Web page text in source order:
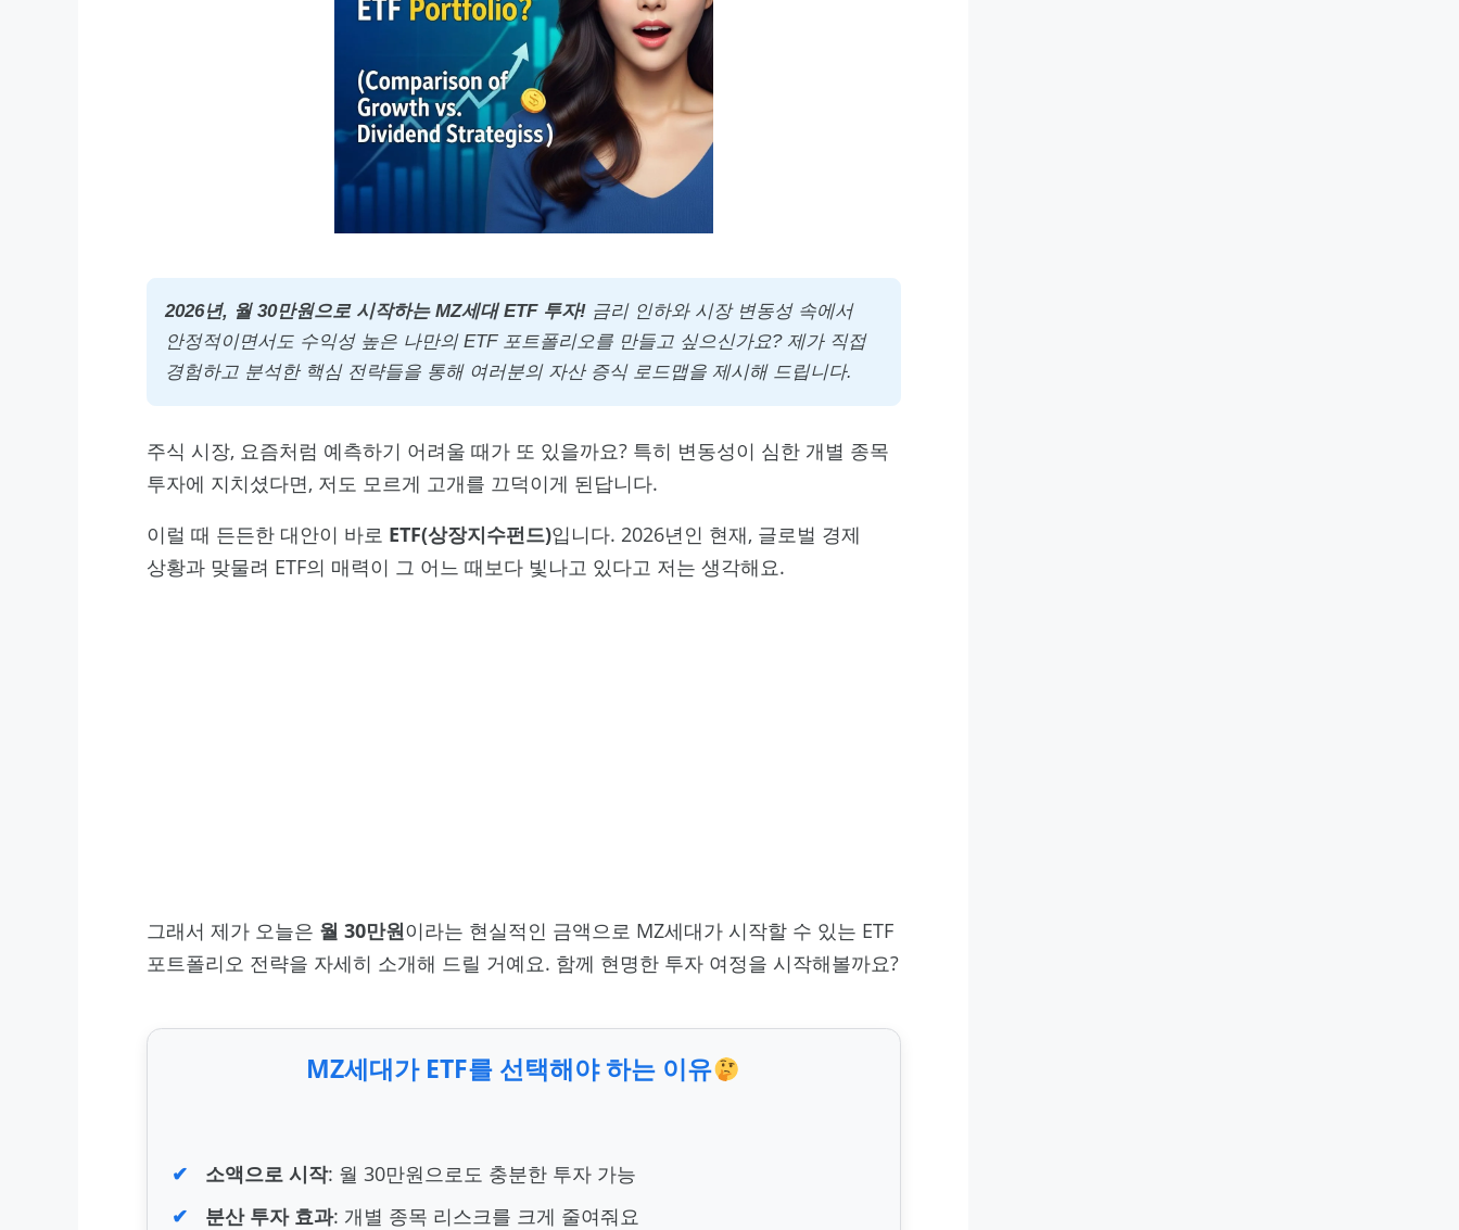
2026년, 월 30만원으로 시작하는 MZ세대 ETF 투자!금리 인하와 시장 변동성 속에서
안정적이면서도 수익성 높은 나만의 ETF 포트폴리오를 만들고 싶으신가요? 제가 직접
경험하고 분석한 핵심 전략들을 통해 여러분의 자산 증식 로드맵을 제시해 드립니다.
주식 시장, 요즘처럼 예측하기 어려울 때가 또 있을까요? 특히 변동성이 심한 개별 종목
투자에 지치셨다면, 저도 모르게 고개를 끄덕이게 된답니다.
이럴 때 든든한 대안이 바로 ETF(상장지수펀드)입니다. 2026년인 현재, 글로벌 경제
상황과 맞물려 ETF의 매력이 그 어느 때보다 빛나고 있다고 저는 생각해요.
그래서 제가 오늘은 월 30만원이라는 현실적인 금액으로 MZ세대가 시작할 수 있는 ETF
포트폴리오 전략을 자세히 소개해 드릴 거예요. 함께 현명한 투자 여정을 시작해볼까요?
MZ세대가 ETF를 선택해야 하는 이유
소액으로 시작: 월 30만원으로도 충분한 투자 가능
분산 투자 효과: 개별 종목 리스크를 크게 줄여줘요